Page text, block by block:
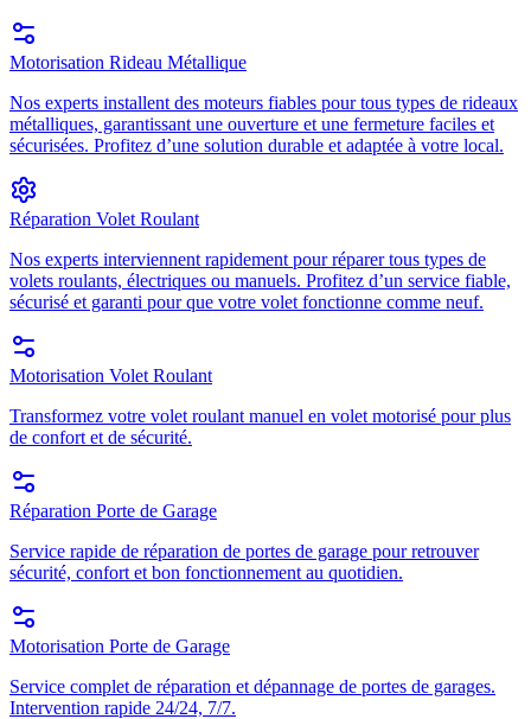
Motorisation Rideau Métallique
Nos experts installent des moteurs fiables pour tous types de rideaux
métalliques, garantissant une ouverture et une fermeture faciles et
sécurisées. Profitez d’une solution durable et adaptée à votre local.
Réparation Volet Roulant
Nos experts interviennent rapidement pour réparer tous types de
volets roulants, électriques ou manuels. Profitez d’un service fiable,
sécurisé et garanti pour que votre volet fonctionne comme neuf.
Motorisation Volet Roulant
Transformez votre volet roulant manuel en volet motorisé pour plus
de confort et de sécurité.
Réparation Porte de Garage
Service rapide de réparation de portes de garage pour retrouver
sécurité, confort et bon fonctionnement au quotidien.
Motorisation Porte de Garage
Service complet de réparation et dépannage de portes de garages.
Intervention rapide 24/24, 7/7.